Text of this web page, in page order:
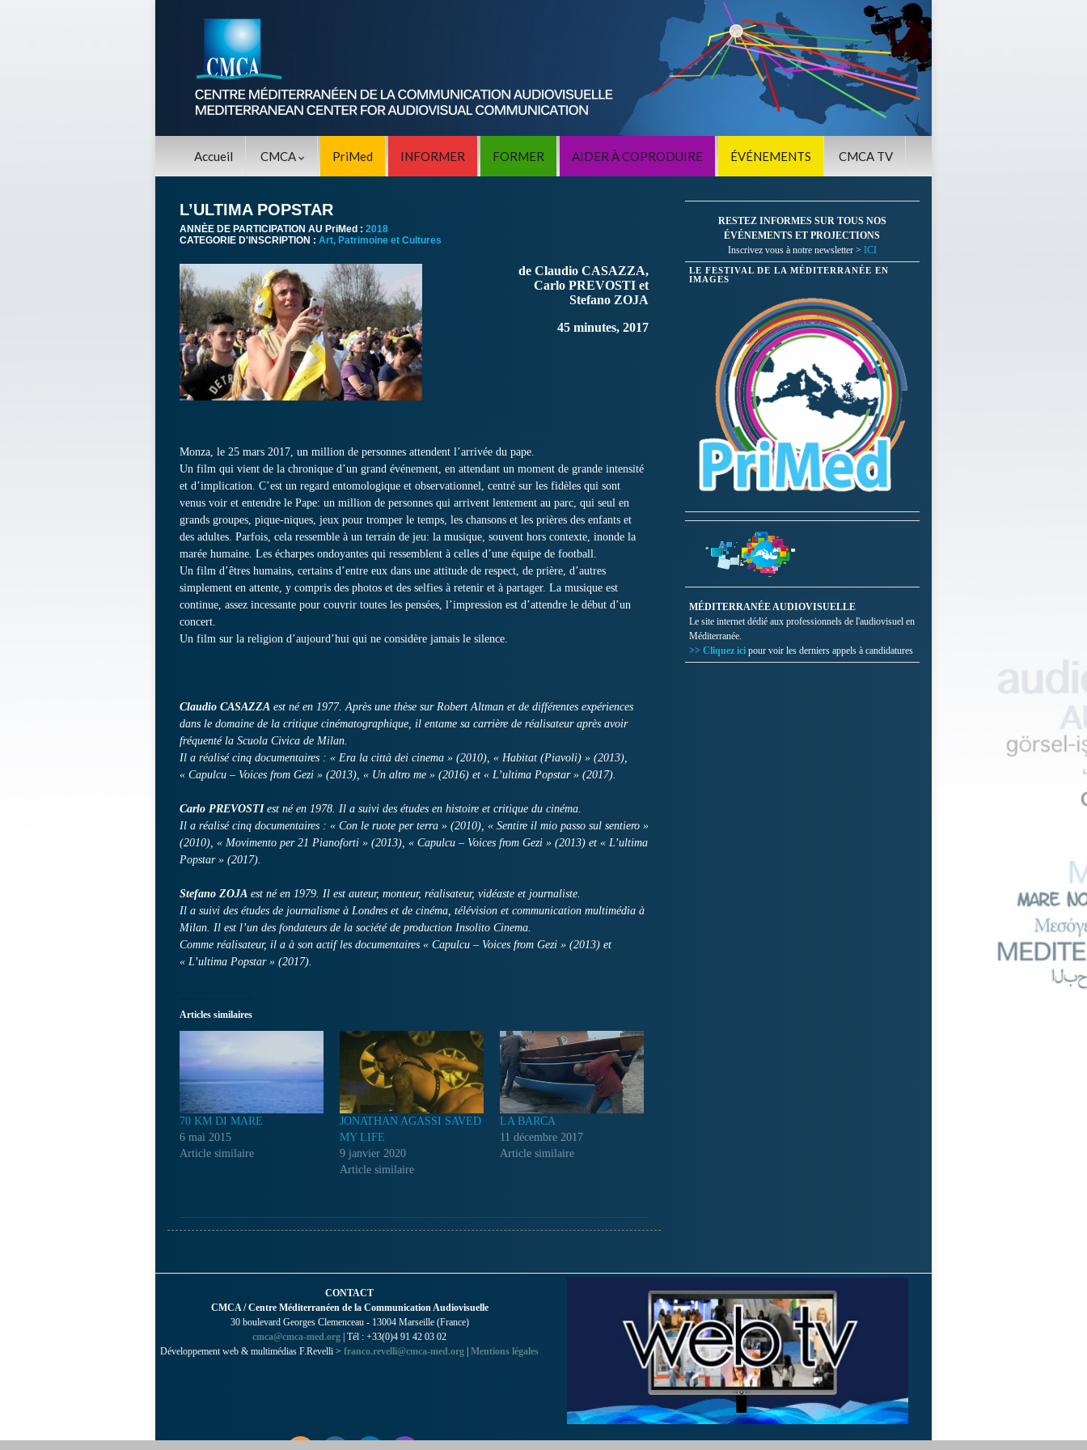
Accueil CMCA PriMed INFORMER FORMER AIDER À COPRODUIRE ÉVÉNEMENTS CMCA TV
L’ULTIMA POPSTAR
ANNÈE DE PARTICIPATION AU PriMed : 2018
CATEGORIE D'INSCRIPTION : Art, Patrimoine et Cultures
de Claudio CASAZZA,
Carlo PREVOSTI et
Stefano ZOJA
45 minutes, 2017
Monza, le 25 mars 2017, un million de personnes attendent l’arrivée du pape.
Un film qui vient de la chronique d’un grand événement, en attendant un moment de grande intensité
et d’implication. C’est un regard entomologique et observationnel, centré sur les fidèles qui sont
venus voir et entendre le Pape: un million de personnes qui arrivent lentement au parc, qui seul en
grands groupes, pique-niques, jeux pour tromper le temps, les chansons et les prières des enfants et
des adultes. Parfois, cela ressemble à un terrain de jeu: la musique, souvent hors contexte, inonde la
marée humaine. Les écharpes ondoyantes qui ressemblent à celles d’une équipe de football.
Un film d’êtres humains, certains d’entre eux dans une attitude de respect, de prière, d’autres
simplement en attente, y compris des photos et des selfies à retenir et à partager. La musique est
continue, assez incessante pour couvrir toutes les pensées, l’impression est d’attendre le début d’un
concert.
Un film sur la religion d’aujourd’hui qui ne considère jamais le silence.
Claudio CASAZZA est né en 1977. Après une thèse sur Robert Altman et de différentes expériences
dans le domaine de la critique cinématographique, il entame sa carrière de réalisateur après avoir
fréquenté la Scuola Civica de Milan.
Il a réalisé cinq documentaires : « Era la città dei cinema » (2010), « Habitat (Piavoli) » (2013),
« Capulcu – Voices from Gezi » (2013), « Un altro me » (2016) et « L’ultima Popstar » (2017).
Carlo PREVOSTIest né en 1978. Il a suivi des études en histoire et critique du cinéma.
Il a réalisé cinq documentaires : « Con le ruote per terra » (2010), « Sentire il mio passo sul sentiero »
(2010), « Movimento per 21 Pianoforti » (2013), « Capulcu – Voices from Gezi » (2013) et « L’ultima
Popstar » (2017).
Stefano ZOJA est né en 1979. Il est auteur, monteur, réalisateur, vidéaste et journaliste.
Il a suivi des études de journalisme à Londres et de cinéma, télévision et communication multimédia à
Milan. Il est l’un des fondateurs de la société de production Insolito Cinema.
Comme réalisateur, il a à son actif les documentaires « Capulcu – Voices from Gezi » (2013) et
« L’ultima Popstar » (2017).
Articles similaires
70 KM DI MARE
6 mai 2015
Article similaire
JONATHAN AGASSI SAVED
MY LIFE
9 janvier 2020
Article similaire
LA BARCA
11 décembre 2017
Article similaire
RESTEZ INFORMES SUR TOUS NOS
ÉVÉNEMENTS ET PROJECTIONS
Inscrivez vous à notre newsletter > ICI
LE FESTIVAL DE LA MÉDITERRANÉE EN
IMAGES
MÉDITERRANÉE AUDIOVISUELLE
Le site internet dédié aux professionnels de l'audiovisuel en
Méditerranée.
>> Cliquez ici pour voir les derniers appels à candidatures
CONTACT
CMCA / Centre Méditerranéen de la Communication Audiovisuelle
30 boulevard Georges Clemenceau - 13004 Marseille (France)
cmca@cmca-med.org | Tél : +33(0)4 91 42 03 02
Développement web & multimédias F.Revelli > franco.revelli@cmca-med.org | Mentions légales